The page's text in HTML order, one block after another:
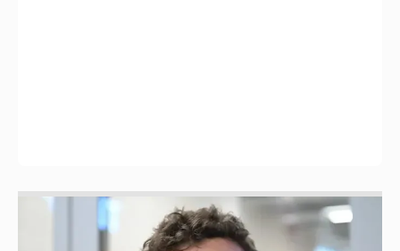
Никита Кологривый высказался насчёт